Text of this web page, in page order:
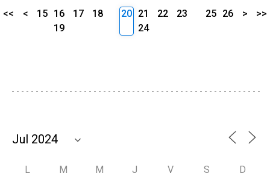
<< < 15 16 17
18
19
20 21 22
23
24
25 26 > >>
L M M J V S D